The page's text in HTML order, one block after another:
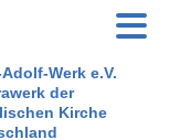
Werk e.V.
der
Kirche